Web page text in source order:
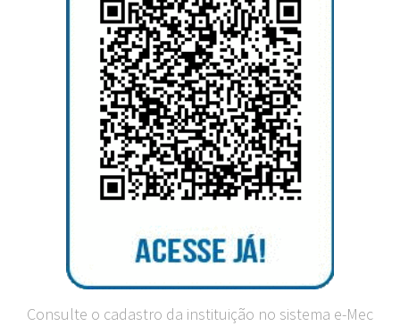
Consulte o cadastro da instituição no sistema e-Mec